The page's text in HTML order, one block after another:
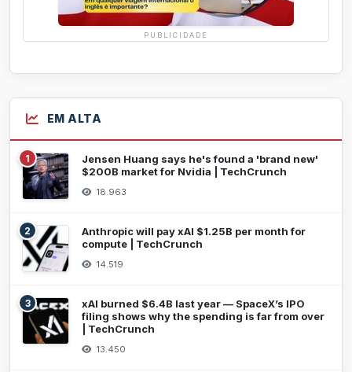
PUBLICIDADE
EM ALTA
1
Jensen Huang says he's found a 'brand new'
$200B market for Nvidia | TechCrunch
18.963
2
Anthropic will pay xAI $1.25B per month for
compute | TechCrunch
14.519
3
xAI burned $6.4B last year — SpaceX’s IPO
filing shows why the spending is far from over
| TechCrunch
13.450